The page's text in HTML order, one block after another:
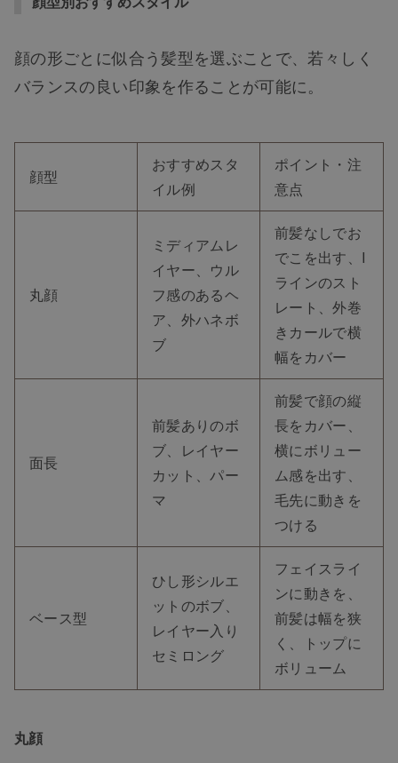
顔の形ごとに似合う髪型を選ぶことで、若々しく
バランスの良い印象を作ることが可能に。
顔型
おすすめスタ
イル例
ポイント・注
意点
丸顔
ミディアムレ
イヤー、ウル
フ感のあるヘ
ア、外ハネボ
ブ
前髪なしでお
でこを出す、I
ラインのスト
レート、外巻
きカールで横
幅をカバー
面長
前髪ありのボ
ブ、レイヤー
カット、パー
マ
前髪で顔の縦
長をカバー、
横にボリュー
ム感を出す、
毛先に動きを
つける
ベース型
ひし形シルエ
ットのボブ、
レイヤー入り
セミロング
フェイスライ
ンに動きを、
前髪は幅を狭
く、トップに
ボリューム
丸顔